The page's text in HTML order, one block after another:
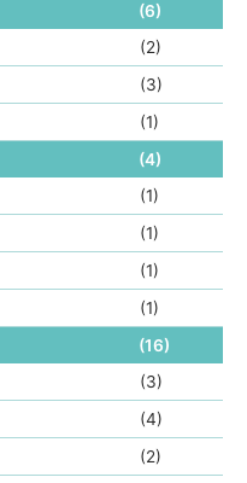
(6)
(2)
(3)
(1)
(4)
(1)
(1)
(1)
(1)
(16)
(3)
(4)
(2)